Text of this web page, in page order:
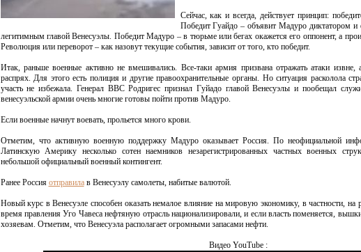
Сейчас, как и всегда, действует принцип:
Победит Гуайдо – объявит Мадуро диктатором и
легитимным главой Венесуэлы. Победит Мадуро – в тюрьме или бегах окажется его оппонент, а
Революция или переворот – как назовут текущие события, зависит от того, кто победит.
Итак, раньше военные активно не вмешивались. Все-таки армия призвана отражать атаки извне,
распрях. Для этого есть полиция и другие правоохранительные органы. Но ситуация расколола
участь не избежала. Генерал ВВС Родригес признал Гуйадо главой Венесуэлы и пообещал
венесуэльской армии очень многие готовы пойти против Мадуро.
Если военные начнут воевать, прольется много крови.
Отметим, что активную военную поддержку Мадуро оказывает Россия. По неофициальной
Латинскую Америку несколько сотен наемников незарегистрированных частных военных
небольшой официальный военный контингент.
Ранее Россия отправилав Венесуэлу самолеты, набитые валютой.
Новый курс в Венесуэле способен оказать немалое влияние на мировую экономику, в частности,
время правления Уго Чавеса нефтяную отрасль национализировали, и если власть поменяется,
хозяевам. Отметим, что Венесуэла располагает огромными запасами нефти.
Видео YouTube :